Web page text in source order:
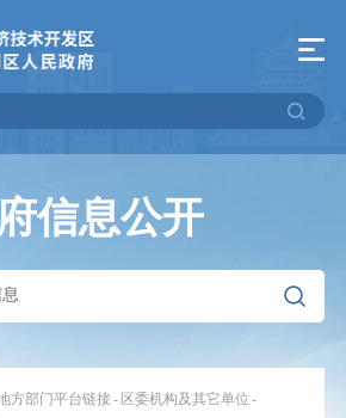
信息公开
方部门平台链接- 区委机构及其它单位 -